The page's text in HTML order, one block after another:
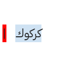
كركوك |